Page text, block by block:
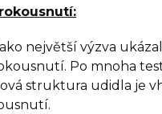
největší výzva
Po mnoha
struktura udidla je